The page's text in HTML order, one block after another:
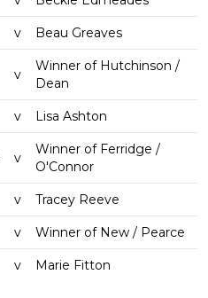
v Beau Greaves
v
Winner of Hutchinson /
Dean
v Lisa Ashton
v
Winner of Ferridge /
O'Connor
v Tracey Reeve
v Winner of New / Pearce
v Marie Fitton